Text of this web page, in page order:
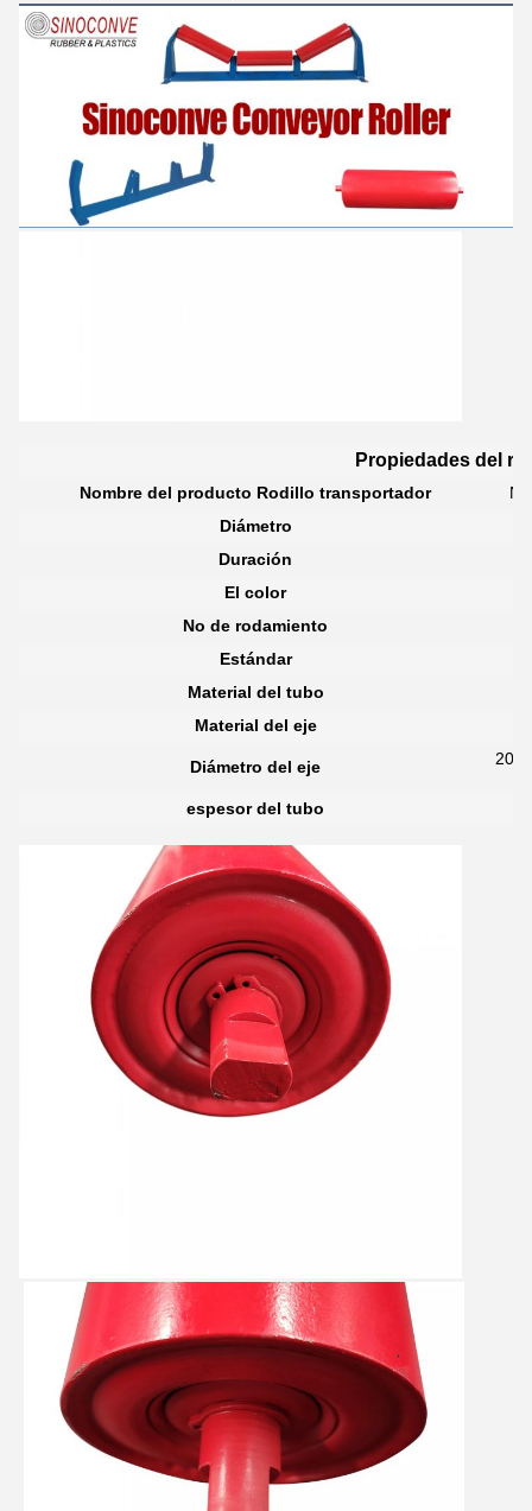
Propiedades del
Nombre del producto Rodillo transportador
Diámetro
Duración
El color
No de rodamiento
Estándar
Material del tubo
Material del eje
Diámetro del eje 20
espesor del tubo